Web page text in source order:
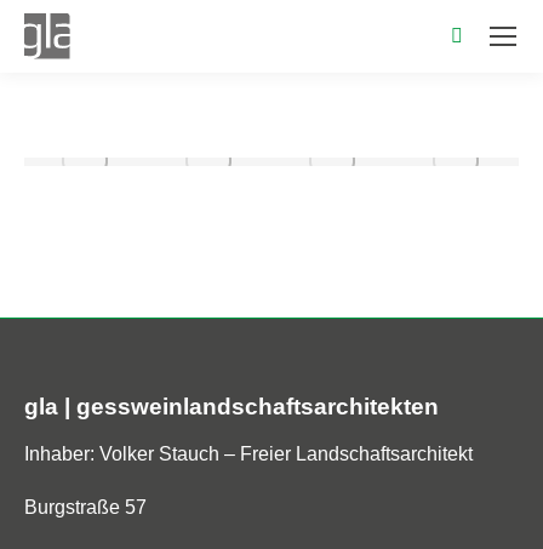
Search:
gla | gessweinlandschaftsarchitekten
Inhaber: Volker Stauch – Freier Landschaftsarchitekt
Burgstraße 57